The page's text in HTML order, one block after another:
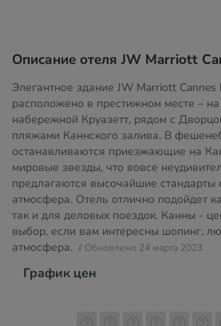
Описание отеля JW Marriott
Элегантное здание JW Marriott
расположено в престижном месте –
набережной Круазетт, рядом с
пляжами Каннского залива. В
останавливаются приезжающие на
мировые звезды, что вовсе
предлагаются высочайшие стандарты
атмосфера. Отель отлично подойдет
так и для деловых поездок. Канны -
выбор, если вам интересны шопинг,
атмосфера. // Обновлено 24 марта 2023
График цен